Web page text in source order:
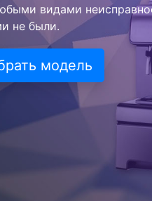
с мастером до
модель